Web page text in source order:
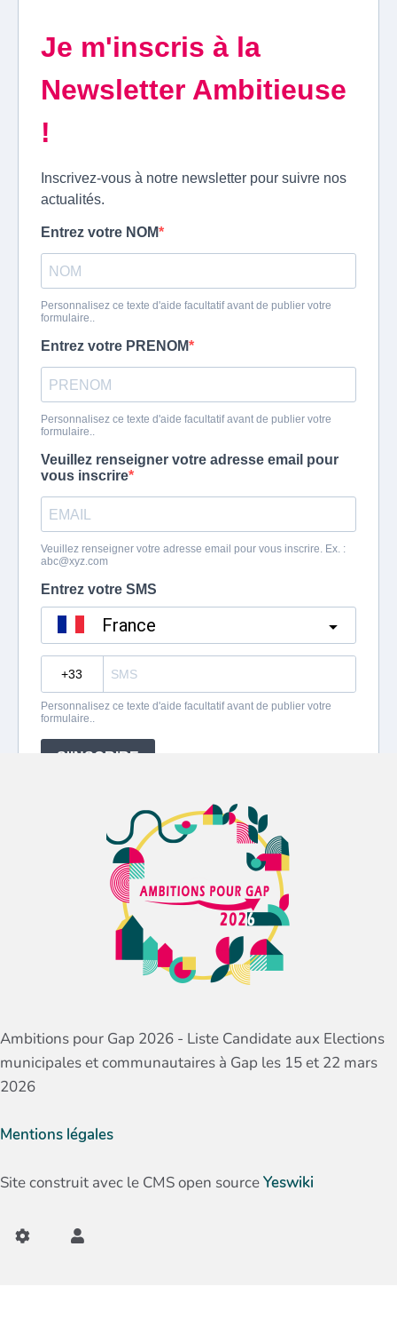
Ambitions pour Gap 2026 - Liste Candidate aux Elections
municipales et communautaires à Gap les 15 et 22 mars
2026
Mentions légales
Site construit avec le CMS open sourceYeswiki